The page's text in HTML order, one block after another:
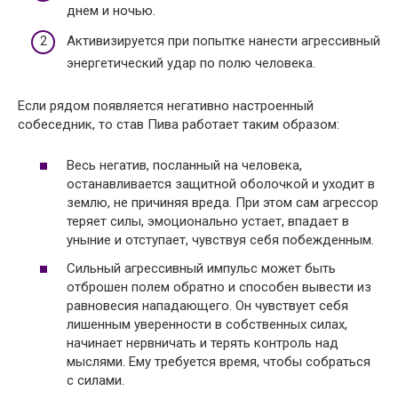
днем и ночью.
Активизируется при попытке нанести агрессивный
энергетический удар по полю человека.
Если рядом появляется негативно настроенный
собеседник, то став Пива работает таким образом:
Весь негатив, посланный на человека,
останавливается защитной оболочкой и уходит в
землю, не причиняя вреда. При этом сам агрессор
теряет силы, эмоционально устает, впадает в
уныние и отступает, чувствуя себя побежденным.
Сильный агрессивный импульс может быть
отброшен полем обратно и способен вывести из
равновесия нападающего. Он чувствует себя
лишенным уверенности в собственных силах,
начинает нервничать и терять контроль над
мыслями. Ему требуется время, чтобы собраться
с силами.